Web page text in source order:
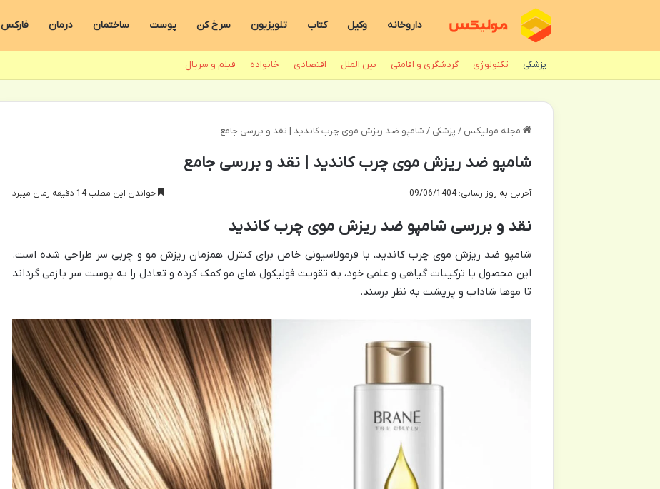
داروخانه وکیل کتاب تلویزیون سرخ کن پوست ساختمان درمان فارکس
پزشکی تکنولوژی گردشگری و اقامتی بین الملل اقتصادی خانواده فیلم و سریال
مجله مولیکس / پزشکی / شامپو ضد ریزش موی چرب کاندید | نقد و بررسی جامع
شامپو ضد ریزش موی چرب کاندید | نقد و بررسی جامع
آخرین به روز رسانی: 09/06/1404 خواندن این مطلب 14 دقیقه زمان میبرد
نقد و بررسی شامپو ضد ریزش موی چرب کاندید
شامپو ضد ریزش موی چرب کاندید، با فرمولاسیونی خاص برای کنترل همزمان ریزش مو و چربی سر طراحی شده است.
این محصول با ترکیبات گیاهی و علمی خود، به تقویت فولیکول های مو کمک کرده و تعادل را به پوست سر بازمی گرداند
تا موها شاداب و پرپشت به نظر برسند.